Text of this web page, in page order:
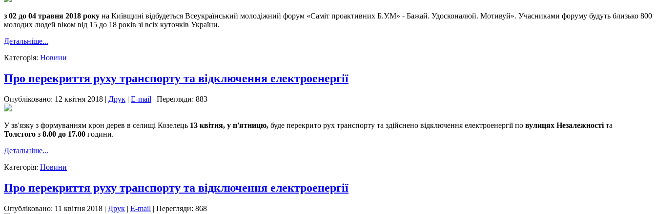
з 02 до 04 травня 2018 року на Київщині відбудеться Всеукраїнський молодіжний форум «Саміт проактивних Б.У.М» - Бажай. Удосконалюй. Мотивуй». Учасниками форуму будуть близько 800
молодих людей віком від 15 до 18 років зі всіх куточків України.
Детальніше...
Категорія: Новини
Про перекриття руху транспорту та відключення електроенергії
Опубліковано: 12 квітня 2018 | Друк | E-mail | Перегляди: 883
У зв'язку з формуванням крон дерев в селищі Козелець 13 квітня, у п'ятницю, буде перекрито рух транспорту та здійснено відключення електроенергії по вулицях Незалежності та
Толстого з 8.00 до 17.00 години.
Детальніше...
Категорія: Новини
Про перекриття руху транспорту та відключення електроенергії
Опубліковано: 11 квітня 2018 | Друк | E-mail | Перегляди: 868